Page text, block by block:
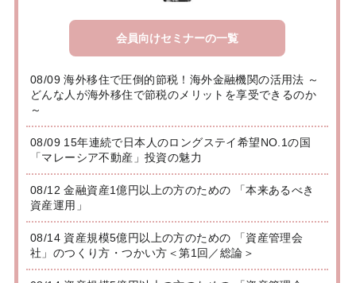
会員向けセミナーの一覧
08/09 海外移住で圧倒的節税！海外金融機関の活用法 ～
どんな人が海外移住で節税のメリットを享受できるのか
～
08/09 15年連続で日本人のロングステイ希望NO.1の国
「マレーシア不動産」投資の魅力
08/12 金融資産1億円以上の方のための 「本来あるべき
資産運用」
08/14 資産規模5億円以上の方のための 「資産管理会
社」のつくり方・つかい方＜第1回／総論＞